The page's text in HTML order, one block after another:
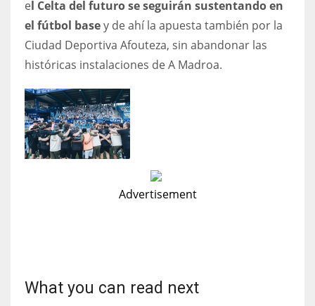
22
WSH
26
el Celta del futuro se seguirán sustentando en
el fútbol basey de ahí la apuesta también por la
Ciudad Deportiva Afouteza, sin abandonar las
históricas instalaciones de A Madroa.
Advertisement
What you can read next